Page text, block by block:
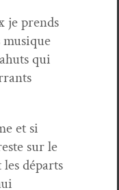
je prends
musique
qui
et si
sur le
les départs